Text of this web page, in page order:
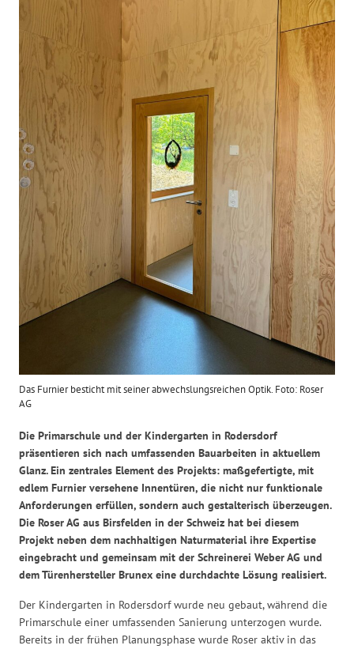
Das Furnier besticht mit seiner abwechslungsreichen Optik. Foto: Roser
AG
Die Primarschule und der Kindergarten in Rodersdorf
präsentieren sich nach umfassenden Bauarbeiten in aktuellem
Glanz. Ein zentrales Element des Projekts: maßgefertigte, mit
edlem Furnier versehene Innentüren, die nicht nur funktionale
Anforderungen erfüllen, sondern auch gestalterisch überzeugen.
Die Roser AG aus Birsfelden in der Schweiz hat bei diesem
Projekt neben dem nachhaltigen Naturmaterial ihre Expertise
eingebracht und gemeinsam mit der Schreinerei Weber AG und
dem Türenhersteller Brunex eine durchdachte Lösung realisiert.
Der Kindergarten in Rodersdorf wurde neu gebaut, während die
Primarschule einer umfassenden Sanierung unterzogen wurde.
Bereits in der frühen Planungsphase wurde Roser aktiv in das